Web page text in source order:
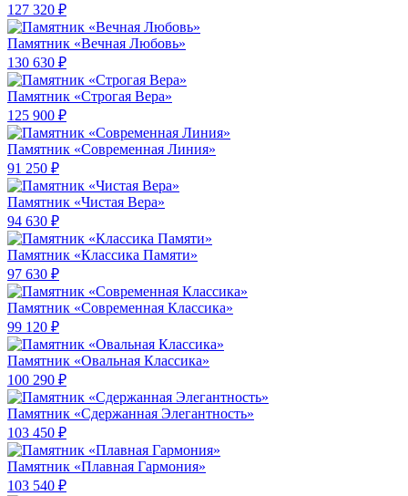
127 320 ₽
Памятник «Вечная Любовь»
130 630 ₽
Памятник «Строгая Вера»
125 900 ₽
Памятник «Современная Линия»
91 250 ₽
Памятник «Чистая Вера»
94 630 ₽
Памятник «Классика Памяти»
97 630 ₽
Памятник «Современная Классика»
99 120 ₽
Памятник «Овальная Классика»
100 290 ₽
Памятник «Сдержанная Элегантность»
103 450 ₽
Памятник «Плавная Гармония»
103 540 ₽